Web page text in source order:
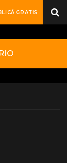
GRATIS